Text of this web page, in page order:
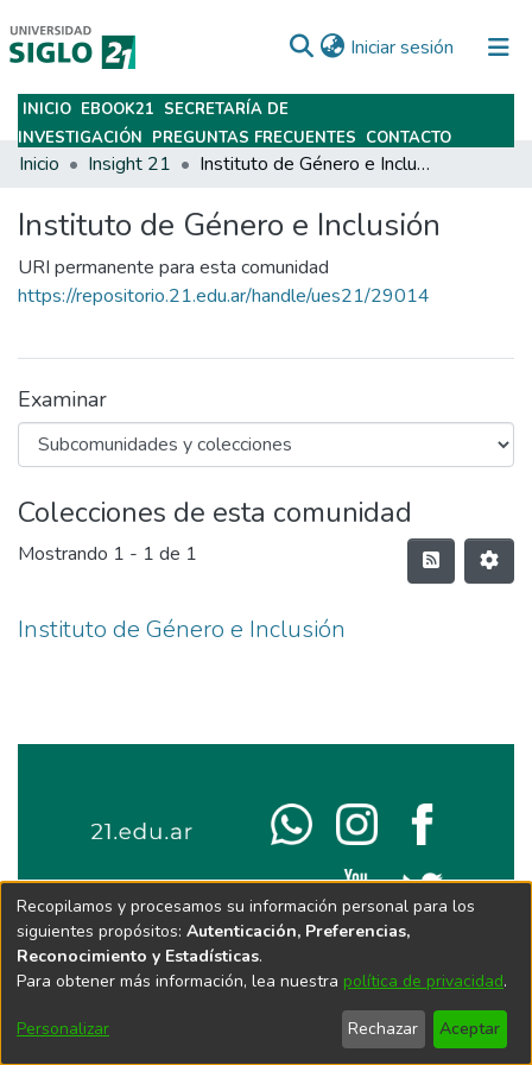
Iniciar sesión (current)
Subir
INICIO EBOOK21 SECRETARÍA DE
INVESTIGACIÓN PREGUNTAS FRECUENTES CONTACTO
Inicio Insight 21 Instituto de Género e Inclusión
Instituto de Género e Inclusión
URI permanente para esta comunidad
https://repositorio.21.edu.ar/handle/ues21/29014
Examinar
Colecciones de esta comunidad
Mostrando 1 - 1 de 1
Instituto de Género e Inclusión
Recopilamos y procesamos su información personal para los
siguientes propósitos: Autenticación, Preferencias,
Reconocimiento y Estadísticas.
Para obtener más información, lea nuestra política de privacidad.
Personalizar Rechazar Aceptar